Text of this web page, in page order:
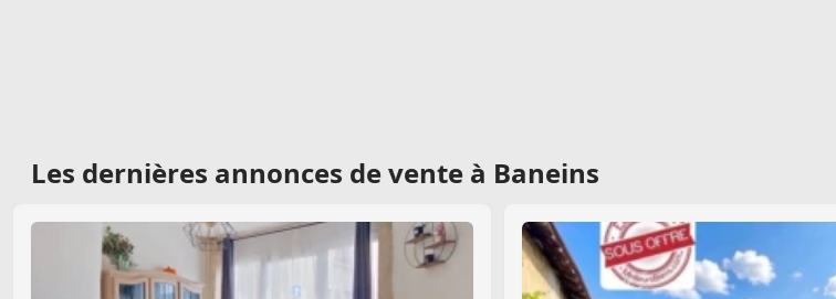
Les dernières annonces de vente à Baneins